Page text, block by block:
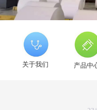
关于我们 产品中